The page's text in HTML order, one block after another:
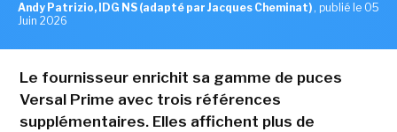
Andy Patrizio, IDG NS (adapté par Jacques Cheminat) , publié le 05
Juin 2026
Le fournisseur enrichit sa gamme de puces
Versal Prime avec trois références
supplémentaires. Elles affichent plus de